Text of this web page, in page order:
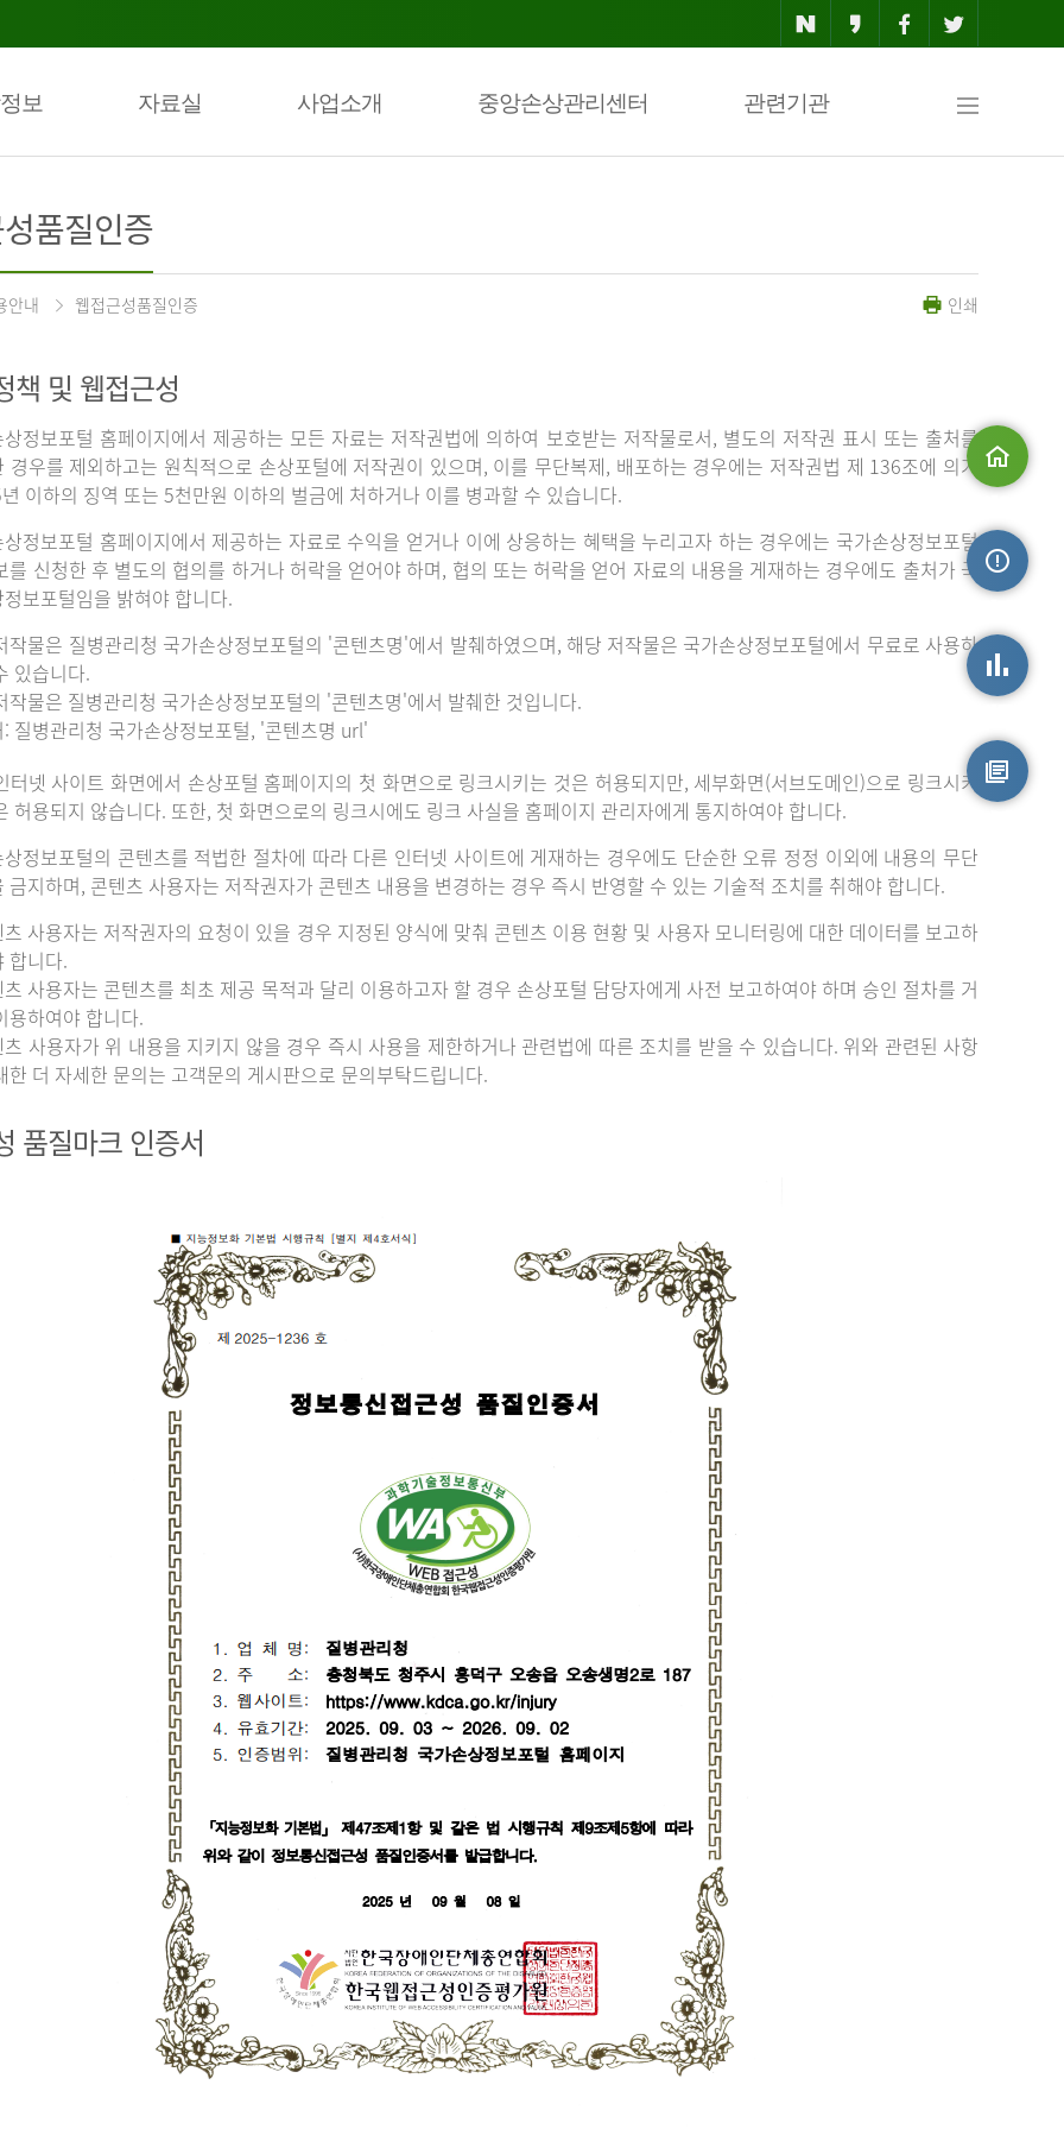
보 자료실 사업소개 중앙손상관리센터 관련기관
맵
품질인증
안내 웹접근성품질인증 인쇄
책 및 웹접근성
상정보포털 홈페이지에서 제공하는 모든 자료는 저작권법에 의하여 보호받는 저작물로서, 별도의 저작권 표시 또는 출처를
경우를 제외하고는 원칙적으로 손상포털에 저작권이 있으며, 이를 무단복제, 배포하는 경우에는 저작권법 제 136조에 의거
이하의 징역 또는 5천만원 이하의 벌금에 처하거나 이를 병과할 수 있습니다.
상정보포털 홈페이지에서 제공하는 자료로 수익을 얻거나 이에 상응하는 혜택을 누리고자 하는 경우에는 국가손상정보포털
를 신청한 후 별도의 협의를 하거나 허락을 얻어야 하며, 협의 또는 허락을 얻어 자료의 내용을 게재하는 경우에도 출처가 국
보포털임을 밝혀야 합니다.
작물은 질병관리청 국가손상정보포털의 '콘텐츠명'에서 발췌하였으며, 해당 저작물은 국가손상정보포털에서 무료로 사용하
있습니다.
작물은 질병관리청 국가손상정보포털의 '콘텐츠명'에서 발췌한 것입니다.
: 질병관리청 국가손상정보포털, '콘텐츠명 url'
터넷 사이트 화면에서 손상포털 홈페이지의 첫 화면으로 링크시키는 것은 허용되지만, 세부화면(서브도메인)으로 링크시키
허용되지 않습니다. 또한, 첫 화면으로의 링크시에도 링크 사실을 홈페이지 관리자에게 통지하여야 합니다.
상정보포털의 콘텐츠를 적법한 절차에 따라 다른 인터넷 사이트에 게재하는 경우에도 단순한 오류 정정 이외에 내용의 무단
금지하며, 콘텐츠 사용자는 저작권자가 콘텐츠 내용을 변경하는 경우 즉시 반영할 수 있는 기술적 조치를 취해야 합니다.
츠 사용자는 저작권자의 요청이 있을 경우 지정된 양식에 맞춰 콘텐츠 이용 현황 및 사용자 모니터링에 대한 데이터를 보고하
합니다.
츠 사용자는 콘텐츠를 최초 제공 목적과 달리 이용하고자 할 경우 손상포털 담당자에게 사전 보고하여야 하며 승인 절차를 거
용하여야 합니다.
츠 사용자가 위 내용을 지키지 않을 경우 즉시 사용을 제한하거나 관련법에 따른 조치를 받을 수 있습니다. 위와 관련된 사항
한 더 자세한 문의는 고객문의 게시판으로 문의부탁드립니다.
품질마크 인증서